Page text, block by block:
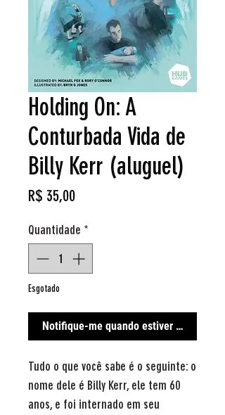
Holding On: A
Conturbada Vida de
Billy Kerr (aluguel)
R$ 35,00Preço
Quantidade *
Esgotado
Notifique-me quando estiver disponível
Tudo o que você sabe é o seguinte: o
nome dele é Billy Kerr, ele tem 60
anos, e foi internado em seu